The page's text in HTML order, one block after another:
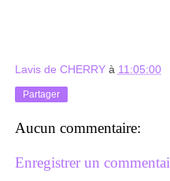
Lavis de CHERRY à 11:05:00
Partager
Aucun commentaire:
Enregistrer un